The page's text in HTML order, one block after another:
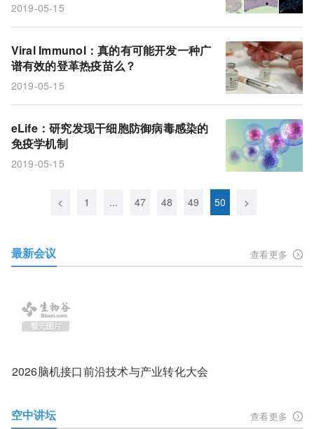
2019-05-15
Viral Immunol：真的有可能开发一种广
谱有效的登革热疫苗么？
2019-05-15
eLife：研究发现干细胞防御病毒感染的
免疫学机制
2019-05-15
< 1 ... 47 48 49 50 >
最新会议 查看更多
2026脑机接口前沿技术与产业转化大会
空中讲坛 查看更多